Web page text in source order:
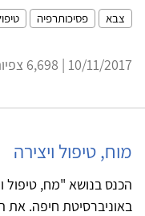
צבא פסיכותרפיה
10/11/2017 | 6,698 צפיות
מוח, טיפול ויצירה
באוניברסיטת חיפה. את